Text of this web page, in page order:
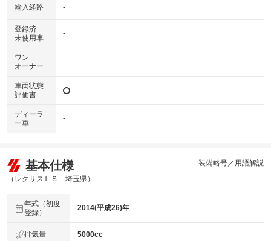
輸入経路 -
登録済
未使用車
-
ワン
オーナー
-
車両状態
評価書
ディーラ
ー車
-
基本仕様
（レクサスＬＳ 埼玉県）
装備略号／用語解説
年式（初度
登録）
2014(平成26)年
排気量 5000cc